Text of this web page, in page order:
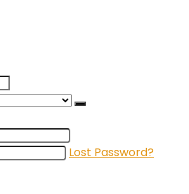
Lost Password?